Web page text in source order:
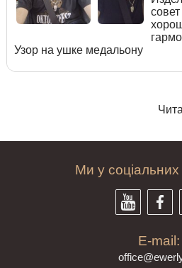
Узор на ушке медальону
Ми у
E-mail:
office@ewe